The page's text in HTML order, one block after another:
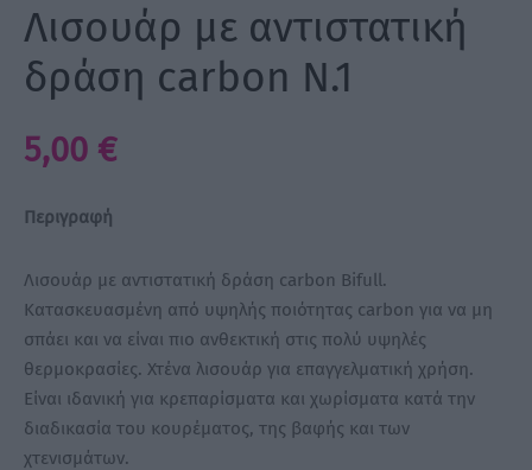
Λισουάρ με αντιστατική
δράση carbon Ν.1
5,00 €
Περιγραφή
Λισουάρ με αντιστατική δράση carbon Bifull.
Κατασκευασμένη από υψηλής ποιότητας carbon για να μη
σπάει και να είναι πιο ανθεκτική στις πολύ υψηλές
θερμοκρασίες. Χτένα λισουάρ για επαγγελματική χρήση.
Είναι ιδανική για κρεπαρίσματα και χωρίσματα κατά την
διαδικασία του κουρέματος, της βαφής και των
χτενισμάτων.